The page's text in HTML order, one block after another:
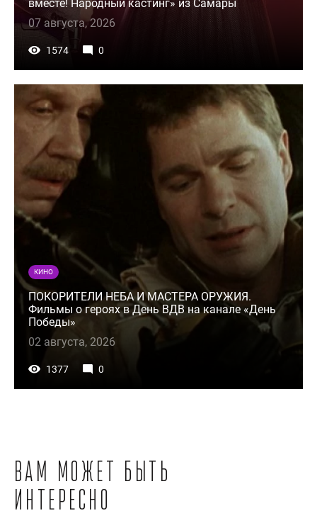
вместе! Народный кастинг» из Самары
07 августа, 2026
1574 0
КИНО
ПОКОРИТЕЛИ НЕБА И МАСТЕРА ОРУЖИЯ.
Фильмы о героях в День ВДВ на канале «День
Победы»
02 августа, 2026
1377 0
Вам может быть
интересно